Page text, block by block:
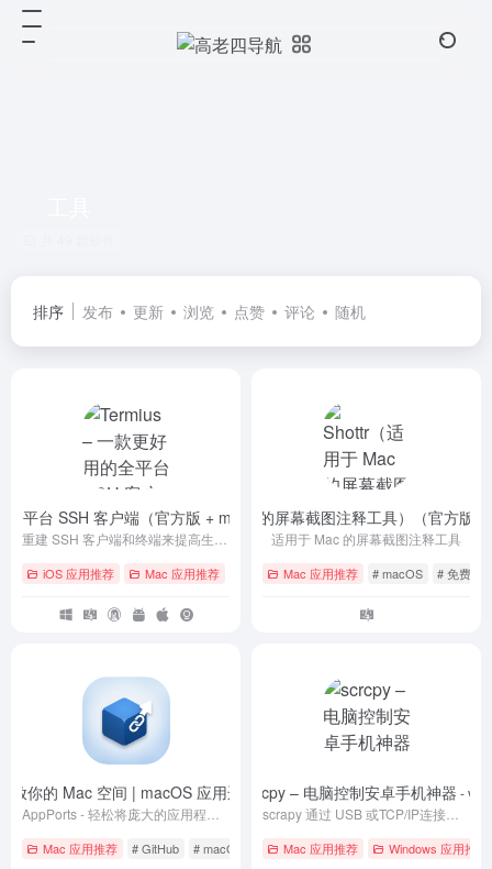
排序 发布 更新 浏览 点赞 评论 随机
平台 SSH 客户端（官方版 + macOS asar 破解）- v9.41.1
iOS 应用推荐 Mac 应用推荐 # Android # iOS # Linux
Shottr（适用于 Mac 的屏幕截图注释工具）（官方版
适用于 Mac 的屏幕截图注释工具
Mac 应用推荐 # macOS # 免费
放你的 Mac 空间 | macOS 应用迁移工具 - v1.8.0
Mac 应用推荐 # GitHub # macOS # 下载
scrcpy – 电脑控制安卓手机神器 - v4.0
Mac 应用推荐 Windows 应用推荐